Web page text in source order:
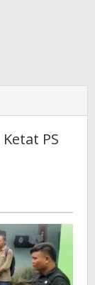
PS